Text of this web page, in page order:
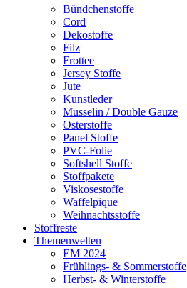
Bündchenstoffe
Cord
Dekostoffe
Filz
Frottee
Jersey Stoffe
Jute
Kunstleder
Musselin / Double Gauze
Osterstoffe
Panel Stoffe
PVC-Folie
Softshell Stoffe
Stoffpakete
Viskosestoffe
Waffelpique
Weihnachtsstoffe
Stoffreste
Themenwelten
EM 2024
Frühlings- & Sommerstoffe
Herbst- & Winterstoffe